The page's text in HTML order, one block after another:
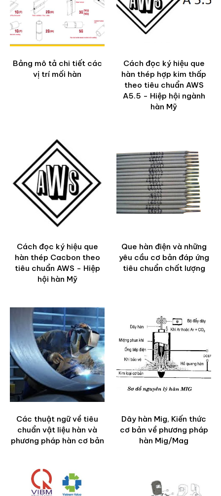
Bảng mô tả chi tiết các
vị trí mối hàn
Cách đọc ký hiệu que
hàn thép hợp kim thấp
theo tiêu chuẩn AWS
A5.5 - Hiệp hội ngành
hàn Mỹ
Cách đọc ký hiệu que
hàn thép Cacbon theo
tiêu chuẩn AWS - Hiệp
hội hàn Mỹ
Que hàn điện và những
yêu cầu cơ bản đáp ứng
tiêu chuẩn chất lượng
Các thuật ngữ về tiêu
chuẩn vật liệu hàn và
phương pháp hàn cơ bản
Dây hàn Mig, Kiến thức
cơ bản về phương pháp
hàn Mig/Mag